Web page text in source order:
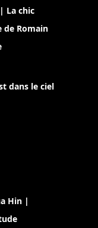
La chic
de Romain
dans le ciel
Hin |